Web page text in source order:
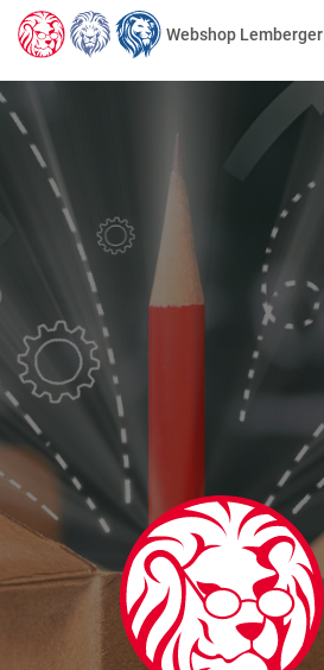
Webshop Lemberger